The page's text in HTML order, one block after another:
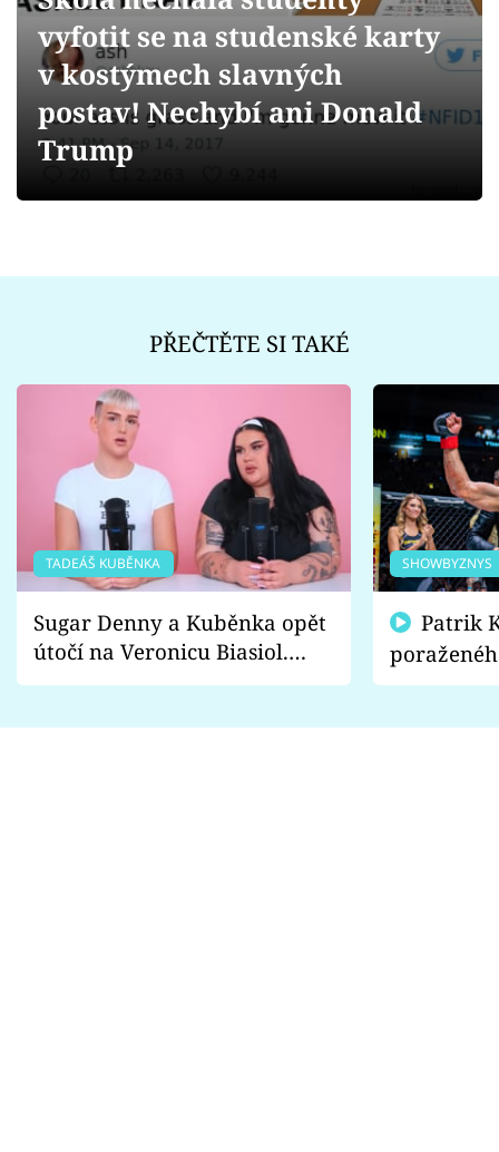
Videa
Sledujte prima+
vyfotit se na studenské karty
v kostýmech slavných
postav! Nechybí ani Donald
Trump
PŘEČTĚTE SI TAKÉ
TADEÁŠ KUBĚNKA
Sugar Denny a Kuběnka opět
útočí na Veronicu Biasiol.
Proč je podle nich falešná a
SHOWBYZNYS
fanoušci